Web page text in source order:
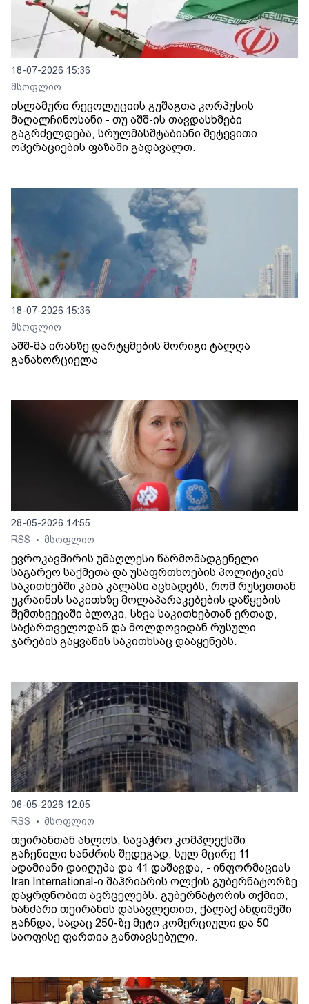
18-07-2026 15:36
მსოფლიო
ისლამური რევოლუციის გუშაგთა კორპუსის
მაღალჩინოსანი - თუ აშშ-ის თავდასხმები
გაგრძელდება, სრულმასშტაბიანი შეტევითი
ოპერაციების ფაზაში გადავალთ.
18-07-2026 15:36
მსოფლიო
აშშ-მა ირანზე დარტყმების მორიგი ტალღა
განახორციელა
28-05-2026 14:55
RSS
• მსოფლიო
ევროკავშირის უმაღლესი წარმომადგენელი
საგარეო საქმეთა და უსაფრთხოების პოლიტიკის
საკითხებში კაია კალასი აცხადებს, რომ რუსეთთან
უკრაინის საკითხზე მოლაპარაკებების დაწყების
შემთხვევაში ბლოკი, სხვა საკითხებთან ერთად,
საქართველოდან და მოლდოვიდან რუსული
ჯარების გაყვანის საკითხსაც დააყენებს.
06-05-2026 12:05
RSS
• მსოფლიო
თეირანთან ახლოს, სავაჭრო კომპლექსში
გაჩენილი ხანძრის შედეგად, სულ მცირე 11
ადამიანი დაიღუპა და 41 დაშავდა, - ინფორმაციას
Iran International-ი შაჰრიარის ოლქის გუბერნატორზე
დაყრდნობით ავრცელებს. გუბერნატორის თქმით,
ხანძარი თეირანის დასავლეთით, ქალაქ ანდიშეში
გაჩნდა, სადაც 250-ზე მეტი კომერციული და 50
საოფისე ფართია განთავსებული.